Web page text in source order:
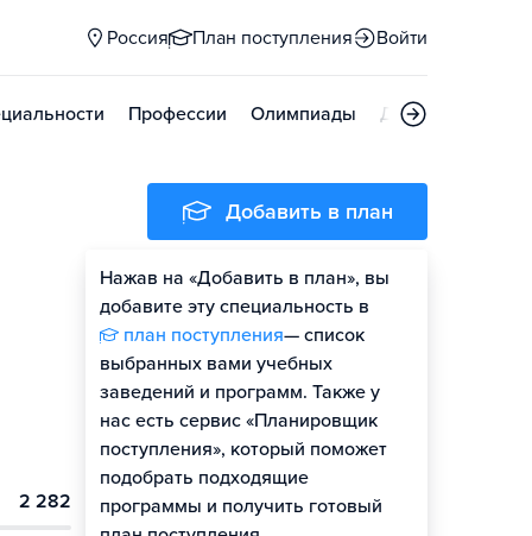
Россия План поступления Войти
Профессии Олимпиады Дни открытых
2 282
Добавить в план
Нажав на «Добавить в план», вы
добавите эту специальность в
план поступления— список
выбранных вами учебных
заведений и программ. Также у
нас есть сервис «Планировщик
поступления», который поможет
подобрать подходящие
программы и получить готовый